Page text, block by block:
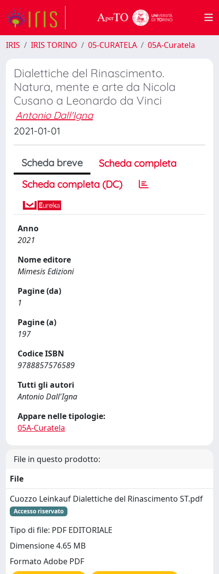
IRIS IRIS TORINO 05-CURATELA 05A-Curatela
Dialettiche del Rinascimento.
Natura, mente e arte da Nicola
Cusano a Leonardo da Vinci
Antonio Dall'Igna
2021-01-01
Scheda breve
Scheda completa
Scheda completa (DC)
Anno
2021
Nome editore
Mimesis Edizioni
Pagine (da)
1
Pagine (a)
197
Codice ISBN
9788857576589
Tutti gli autori
Antonio Dall'Igna
Appare nelle tipologie:
05A-Curatela
File in questo prodotto:
File
Cuozzo Leinkauf Dialettiche del Rinascimento ST.pdf
Accesso riservato
Tipo di file: PDF EDITORIALE
Dimensione 4.65 MB
Formato Adobe PDF